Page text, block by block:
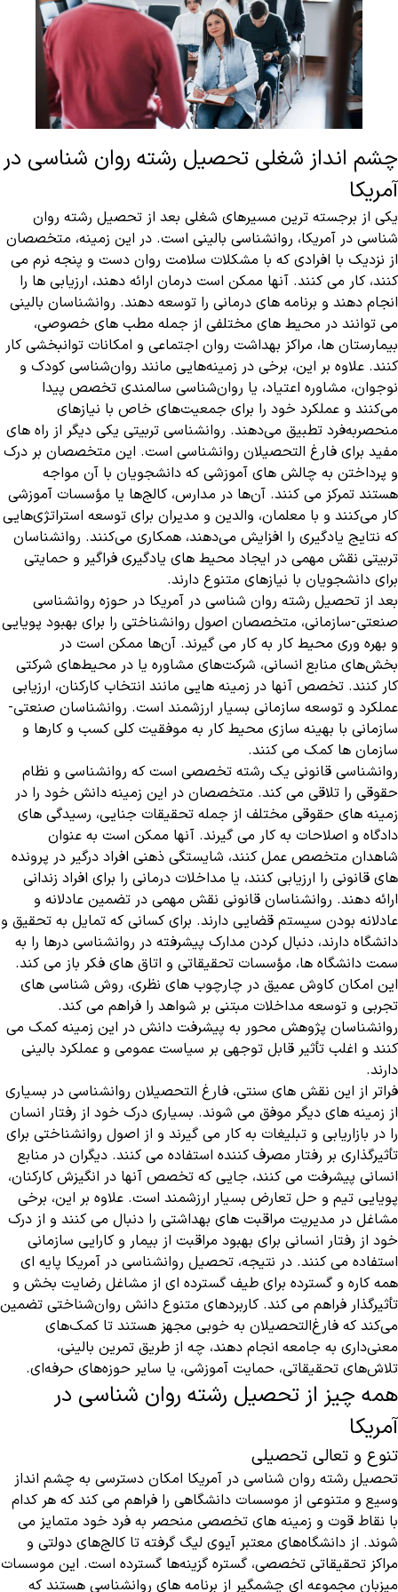
چشم انداز شغلی تحصیل رشته روان شناسی در
آمریکا
یکی از برجسته ترین مسیرهای شغلی بعد از تحصیل رشته روان
شناسی در آمریکا، روانشناسی بالینی است. در این زمینه، متخصصان
از نزدیک با افرادی که با مشکلات سلامت روان دست و پنجه نرم می
کنند، کار می کنند. آنها ممکن است درمان ارائه دهند، ارزیابی ها را
انجام دهند و برنامه های درمانی را توسعه دهند. روانشناسان بالینی
می توانند در محیط های مختلفی از جمله مطب های خصوصی،
بیمارستان ها، مراکز بهداشت روان اجتماعی و امکانات توانبخشی کار
کنند. علاوه بر این، برخی در زمینه‌هایی مانند روان‌شناسی کودک و
نوجوان، مشاوره اعتیاد، یا روان‌شناسی سالمندی تخصص پیدا
می‌کنند و عملکرد خود را برای جمعیت‌های خاص با نیازهای
منحصربه‌فرد تطبیق می‌دهند. روانشناسی تربیتی یکی دیگر از راه های
مفید برای فارغ التحصیلان روانشناسی است. این متخصصان بر درک
و پرداختن به چالش های آموزشی که دانشجویان با آن مواجه
هستند تمرکز می کنند. آن‌ها در مدارس، کالج‌ها یا مؤسسات آموزشی
کار می‌کنند و با معلمان، والدین و مدیران برای توسعه استراتژی‌هایی
که نتایج یادگیری را افزایش می‌دهند، همکاری می‌کنند. روانشناسان
تربیتی نقش مهمی در ایجاد محیط های یادگیری فراگیر و حمایتی
برای دانشجویان با نیازهای متنوع دارند.
بعد از تحصیل رشته روان شناسی در آمریکا در حوزه روانشناسی
صنعتی-سازمانی، متخصصان اصول روانشناختی را برای بهبود پویایی
و بهره وری محیط کار به کار می گیرند. آن‌ها ممکن است در
بخش‌های منابع انسانی، شرکت‌های مشاوره یا در محیط‌های شرکتی
کار کنند. تخصص آنها در زمینه هایی مانند انتخاب کارکنان، ارزیابی
عملکرد و توسعه سازمانی بسیار ارزشمند است. روانشناسان صنعتی-
سازمانی با بهینه سازی محیط کار به موفقیت کلی کسب و کارها و
سازمان ها کمک می کنند.
روانشناسی قانونی یک رشته تخصصی است که روانشناسی و نظام
حقوقی را تلاقی می کند. متخصصان در این زمینه دانش خود را در
زمینه های حقوقی مختلف از جمله تحقیقات جنایی، رسیدگی های
دادگاه و اصلاحات به کار می گیرند. آنها ممکن است به عنوان
شاهدان متخصص عمل کنند، شایستگی ذهنی افراد درگیر در پرونده
های قانونی را ارزیابی کنند، یا مداخلات درمانی را برای افراد زندانی
ارائه دهند. روانشناسان قانونی نقش مهمی در تضمین عادلانه و
عادلانه بودن سیستم قضایی دارند. برای کسانی که تمایل به تحقیق و
دانشگاه دارند، دنبال کردن مدارک پیشرفته در روانشناسی درها را به
سمت دانشگاه ها، مؤسسات تحقیقاتی و اتاق های فکر باز می کند.
این امکان کاوش عمیق در چارچوب های نظری، روش شناسی های
تجربی و توسعه مداخلات مبتنی بر شواهد را فراهم می کند.
روانشناسان پژوهش محور به پیشرفت دانش در این زمینه کمک می
کنند و اغلب تأثیر قابل توجهی بر سیاست عمومی و عملکرد بالینی
دارند.
فراتر از این نقش های سنتی، فارغ التحصیلان روانشناسی در بسیاری
از زمینه های دیگر موفق می شوند. بسیاری درک خود از رفتار انسان
را در بازاریابی و تبلیغات به کار می گیرند و از اصول روانشناختی برای
تأثیرگذاری بر رفتار مصرف کننده استفاده می کنند. دیگران در منابع
انسانی پیشرفت می کنند، جایی که تخصص آنها در انگیزش کارکنان،
پویایی تیم و حل تعارض بسیار ارزشمند است. علاوه بر این، برخی
مشاغل در مدیریت مراقبت های بهداشتی را دنبال می کنند و از درک
خود از رفتار انسانی برای بهبود مراقبت از بیمار و کارایی سازمانی
استفاده می کنند. در نتیجه، تحصیل روانشناسی در آمریکا پایه ای
همه کاره و گسترده برای طیف گسترده ای از مشاغل رضایت بخش و
تأثیرگذار فراهم می کند. کاربردهای متنوع دانش روان‌شناختی تضمین
می‌کند که فارغ‌التحصیلان به خوبی مجهز هستند تا کمک‌های
معنی‌داری به جامعه انجام دهند، چه از طریق تمرین بالینی،
تلاش‌های تحقیقاتی، حمایت آموزشی، یا سایر حوزه‌های حرفه‌ای.
همه چیز از تحصیل رشته روان شناسی در
آمریکا
تنوع و تعالی تحصیلی
تحصیل رشته روان شناسی در آمریکا امکان دسترسی به چشم انداز
وسیع و متنوعی از موسسات دانشگاهی را فراهم می کند که هر کدام
با نقاط قوت و زمینه های تخصصی منحصر به فرد خود متمایز می
شوند. از دانشگاه‌های معتبر آیوی لیگ گرفته تا کالج‌های دولتی و
مراکز تحقیقاتی تخصصی، گستره گزینه‌ها گسترده است. این موسسات
میزبان مجموعه ای چشمگیر از برنامه های روانشناسی هستند که